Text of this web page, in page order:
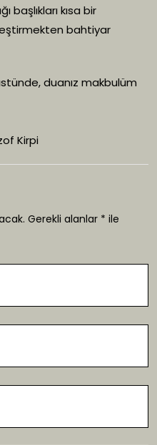
başlıkları kısa bir
bahtiyar
duanız makbulüm
Kirpi
Gerekli alanlar * ile